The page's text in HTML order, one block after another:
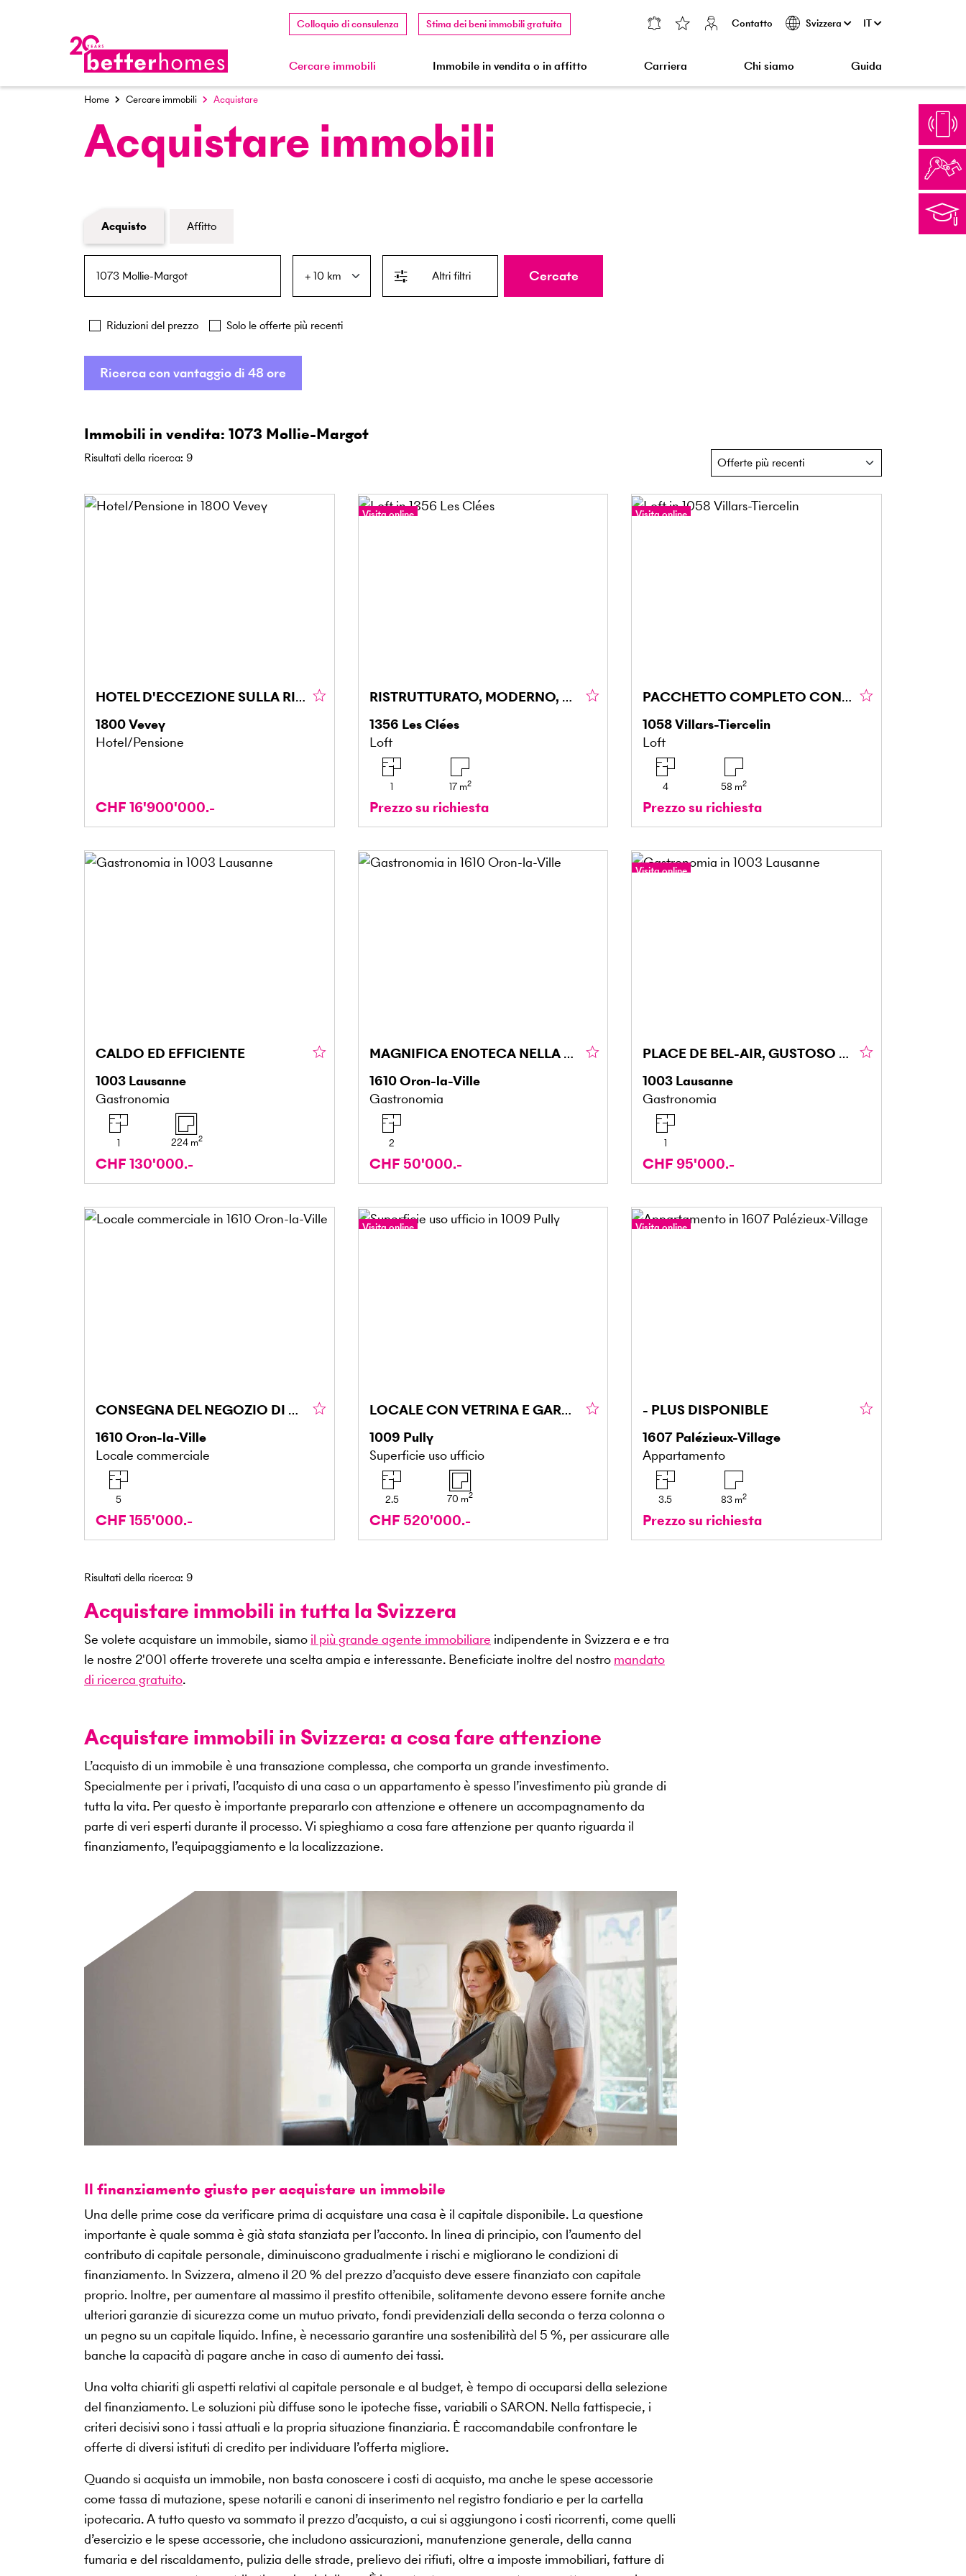
Colloquio di consulenza Stima dei beni immobili gratuita Contatto Svizzera IT
Cercare immobili Immobile in vendita o in affitto Carriera Chi siamo Guida
Home Cercare immobili Acquistare
Acquistare immobili
Modulo di ricerca immobiliare
Acquisto
Affitto
Altri filtri
Riduzioni del prezzo Solo le offerte più recenti
Cercate
Ricerca con vantaggio di 48 ore
Immobili in vendita: 1073 Mollie-Margot
Risultati della ricerca: 9
HOTEL D'ECCEZIONE SULLA RIVIERA
1800Vevey
Hotel/Pensione
CHF 16'900'000.-
Visita online
RISTRUTTURATO, MODERNO, CHIAVI IN MANO!
1356 Les Clées
Loft
1 17 m2
Prezzo su richiesta
Visita online
PACCHETTO COMPLETO CON RENDIMENTO STABILE
1058Villars-Tiercelin
Loft
4 58 m2
Prezzo su richiesta
CALDO ED EFFICIENTE
1003 Lausanne
Gastronomia
1 224 m2
CHF 130'000.-
MAGNIFICA ENOTECA NELLA CANTINA A VOLTA
1610Oron-la-Ville
Gastronomia
2
CHF 50'000.-
Visita online
PLACE DE BEL-AIR, GUSTOSO E UNICO
1003 Lausanne
Gastronomia
1
CHF 95'000.-
CONSEGNA DEL NEGOZIO DI ALIMENTARI DI SUCCESSO
1610Oron-la-Ville
Locale commerciale
5
CHF 155'000.-
Visita online
LOCALE CON VETRINA E GARAGE DOPPIO
1009 Pully
Superficie uso ufficio
2.5 70 m2
CHF 520'000.-
Visita online
- PLUS DISPONIBLE
1607 Palézieux-Village
Appartamento
3.5 83 m2
Prezzo su richiesta
Risultati della ricerca: 9
Acquistare immobili in tutta la Svizzera
Se volete acquistare un immobile, siamo il più grande agente immobiliare indipendente in Svizzera e e tra
le nostre 2'001 offerte troverete una scelta ampia e interessante. Beneficiate inoltre del nostro mandato
di ricerca gratuito.
Acquistare immobili in Svizzera: a cosa fare attenzione
L’acquisto di un immobile è una transazione complessa, che comporta un grande investimento.
Specialmente per i privati, l’acquisto di una casa o un appartamento è spesso l’investimento più grande di
tutta la vita. Per questo è importante prepararlo con attenzione e ottenere un accompagnamento da
parte di veri esperti durante il processo. Vi spieghiamo a cosa fare attenzione per quanto riguarda il
finanziamento, l’equipaggiamento e la localizzazione.
Il finanziamento giusto per acquistare un immobile
Una delle prime cose da verificare prima di acquistare una casa è il capitale disponibile. La questione
importante è quale somma è già stata stanziata per l’acconto. In linea di principio, con l’aumento del
contributo di capitale personale, diminuiscono gradualmente i rischi e migliorano le condizioni di
finanziamento. In Svizzera, almeno il 20 % del prezzo d’acquisto deve essere finanziato con capitale
proprio. Inoltre, per aumentare al massimo il prestito ottenibile, solitamente devono essere fornite anche
ulteriori garanzie di sicurezza come un mutuo privato, fondi previdenziali della seconda o terza colonna o
un pegno su un capitale liquido. Infine, è necessario garantire una sostenibilità del 5 %, per assicurare alle
banche la capacità di pagare anche in caso di aumento dei tassi.
Una volta chiariti gli aspetti relativi al capitale personale e al budget, è tempo di occuparsi della selezione
del finanziamento. Le soluzioni più diffuse sono le ipoteche fisse, variabili o SARON. Nella fattispecie, i
criteri decisivi sono i tassi attuali e la propria situazione finanziaria. È raccomandabile confrontare le
offerte di diversi istituti di credito per individuare l’offerta migliore.
Quando si acquista un immobile, non basta conoscere i costi di acquisto, ma anche le spese accessorie
come tassa di mutazione, spese notarili e canoni di inserimento nel registro fondiario e per la cartella
ipotecaria. A tutto questo va sommato il prezzo d’acquisto, a cui si aggiungono i costi ricorrenti, come quelli
d’esercizio e le spese accessorie, che includono assicurazioni, manutenzione generale, della canna
fumaria e del riscaldamento, pulizia delle strade, prelievo dei rifiuti, oltre a imposte immobiliari, fatture di